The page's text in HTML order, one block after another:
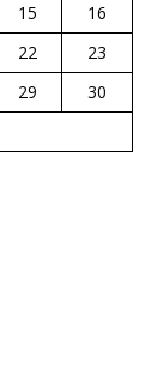
15
16
22
23
29
30